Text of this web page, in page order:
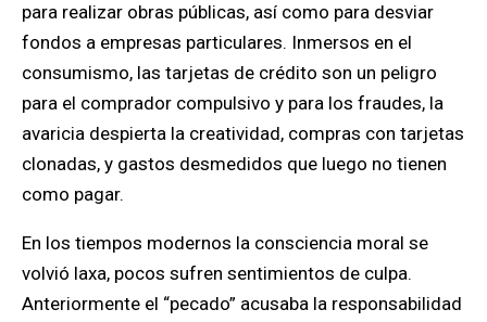
para realizar obras públicas, así como para desviar
fondos a empresas particulares. Inmersos en el
consumismo, las tarjetas de crédito son un peligro
para el comprador compulsivo y para los fraudes, la
avaricia despierta la creatividad, compras con tarjetas
clonadas, y gastos desmedidos que luego no tienen
como pagar.
En los tiempos modernos la consciencia moral se
volvió laxa, pocos sufren sentimientos de culpa.
Anteriormente el “pecado” acusaba la responsabilidad